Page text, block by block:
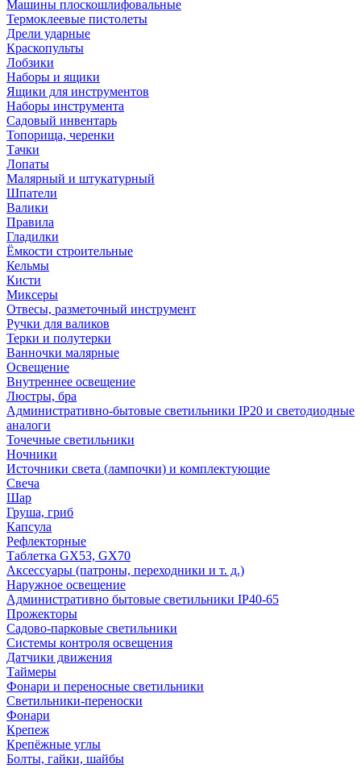
Машины плоскошлифовальные
Термоклеевые пистолеты
Дрели ударные
Краскопульты
Лобзики
Наборы и ящики
Ящики для инструментов
Наборы инструмента
Садовый инвентарь
Топорища, черенки
Тачки
Лопаты
Малярный и штукатурный
Шпатели
Валики
Правила
Гладилки
Ёмкости строительные
Кельмы
Кисти
Миксеры
Отвесы, разметочный инструмент
Ручки для валиков
Терки и полутерки
Ванночки малярные
Освещение
Внутреннее освещение
Люстры, бра
Административно-бытовые светильники IP20 и светодиодные
аналоги
Точечные светильники
Ночники
Источники света (лампочки) и комплектующие
Свеча
Шар
Груша, гриб
Капсула
Рефлекторные
Таблетка GX53, GX70
Аксессуары (патроны, переходники и т. д.)
Наружное освещение
Административно бытовые светильники IP40-65
Прожекторы
Садово-парковые светильники
Системы контроля освещения
Датчики движения
Таймеры
Фонари и переносные светильники
Светильники-переноски
Фонари
Крепеж
Крепёжные углы
Болты, гайки, шайбы